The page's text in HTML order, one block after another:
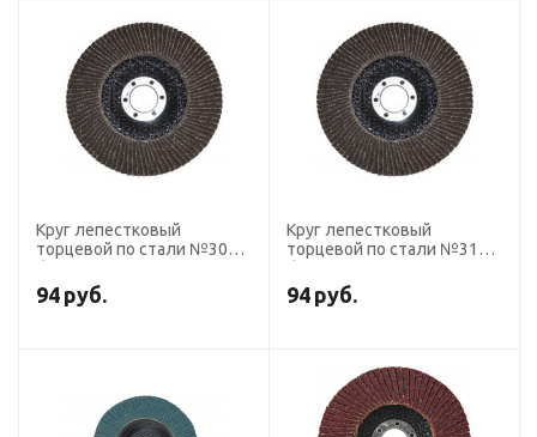
Круг лепестковый
торцевой по стали №309
90 сегментов
Профоснастка Эксперт
94 руб.
Круг лепестковый
торцевой по стали №310
90 сегментов
Профоснастка Эксперт
94 руб.